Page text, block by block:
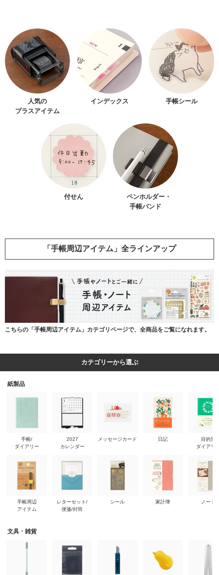
人気の
プラスアイテム
インデックス 手帳シール
付せん
ペンホルダー・
手帳バンド
「手帳周辺アイテム」全ラインアップ
こちらの「手帳周辺アイテム」カテゴリページで、全商品をご覧になれます。
カテゴリーから選ぶ
紙製品
手帳/
ダイアリー
手帳周辺
アイテム
2027
カレンダー
レターセット/
便箋/封筒
メッセージカード
シール
日記
家計簿
目的別
ダイアリ
ノート
文具・雑貨